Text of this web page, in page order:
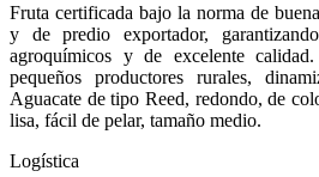
Fruta certificada bajo la norma de
y de predio exportador,
agroquímicos y de excelente
pequeños productores rurales,
Aguacate de tipo Reed, redondo, de
lisa, fácil de pelar, tamaño medio.
Logística